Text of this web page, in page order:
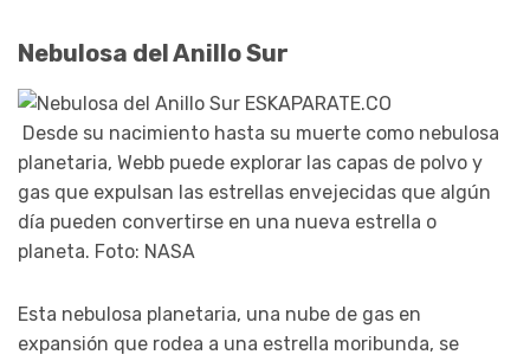
Nebulosa del Anillo Sur
Desde su nacimiento hasta su muerte como nebulosa
planetaria, Webb puede explorar las capas de polvo y
gas que expulsan las estrellas envejecidas que algún
día pueden convertirse en una nueva estrella o
planeta. Foto: NASA
Esta nebulosa planetaria, una nube de gas en
expansión que rodea a una estrella moribunda, se